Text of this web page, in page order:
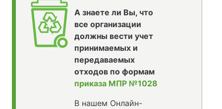
А знаете ли Вы, что
все организации
должны вести учет
принимаемых и
передаваемых
отходов по формам
приказа МПР №1028
В нашем Онлайн-